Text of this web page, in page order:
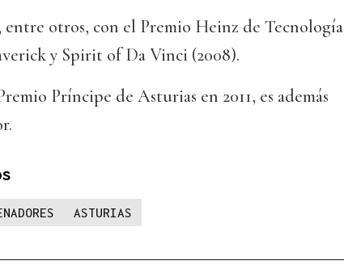
entre otros, con el Premio Heinz de Tecnología
y Spirit of Da Vinci (2008).
Príncipe de Asturias en 2011, es además
ASTURIAS